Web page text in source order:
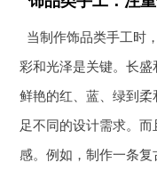
当制作饰品类手工时
彩和光泽是关键。长
鲜艳的红、蓝、绿到
足不同的设计需求。
感。例如，制作一条